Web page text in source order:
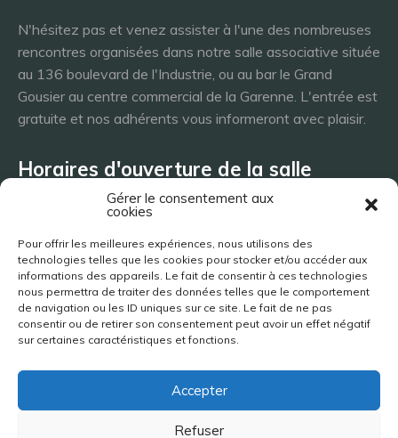
Gérer le consentement aux
cookies
Pour offrir les meilleures expériences, nous utilisons des
technologies telles que les cookies pour stocker et/ou accéder aux
informations des appareils. Le fait de consentir à ces technologies
nous permettra de traiter des données telles que le comportement
de navigation ou les ID uniques sur ce site. Le fait de ne pas
consentir ou de retirer son consentement peut avoir un effet négatif
sur certaines caractéristiques et fonctions.
Accepter
Refuser
N'hésitez pas et venez assister à l'une des nombreuses
rencontres organisées dans notre salle associative située
au 136 boulevard de l'Industrie, ou au bar le Grand
Gousier au centre commercial de la Garenne. L'entrée est
gratuite et nos adhérents vous informeront avec plaisir.
Horaires d'ouverture de la salle
Mardi 8h - 23h
Mercredi - 8h - 23h
Jeudi 8h - 23h
Vendredi 8h - 23h
Samedi 8h - 23h
Site réalisé par Jimy Bigaud | 2019-2026